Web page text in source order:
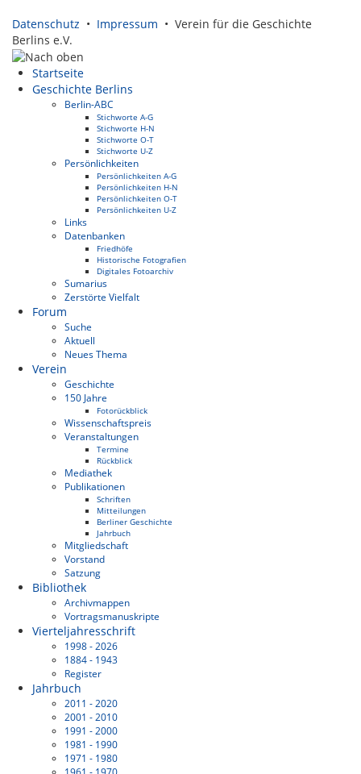
Datenschutz • Impressum • Verein für die Geschichte
Berlins e.V.
Startseite
Geschichte Berlins
Berlin-ABC
Stichworte A-G
Stichworte H-N
Stichworte O-T
Stichworte U-Z
Persönlichkeiten
Persönlichkeiten A-G
Persönlichkeiten H-N
Persönlichkeiten O-T
Persönlichkeiten U-Z
Links
Datenbanken
Friedhöfe
Historische Fotografien
Digitales Fotoarchiv
Sumarius
Zerstörte Vielfalt
Forum
Suche
Aktuell
Neues Thema
Verein
Geschichte
150 Jahre
Fotorückblick
Wissenschaftspreis
Veranstaltungen
Termine
Rückblick
Mediathek
Publikationen
Schriften
Mitteilungen
Berliner Geschichte
Jahrbuch
Mitgliedschaft
Vorstand
Satzung
Bibliothek
Archivmappen
Vortragsmanuskripte
Vierteljahresschrift
1998 - 2026
1884 - 1943
Register
Jahrbuch
2011 - 2020
2001 - 2010
1991 - 2000
1981 - 1990
1971 - 1980